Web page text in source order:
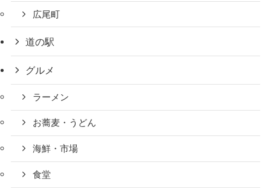
広尾町
道の駅
グルメ
ラーメン
お蕎麦・うどん
海鮮・市場
食堂